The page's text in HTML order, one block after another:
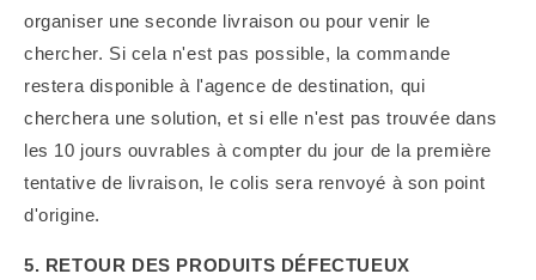
organiser une seconde livraison ou pour venir le
chercher. Si cela n'est pas possible, la commande
restera disponible à l'agence de destination, qui
cherchera une solution, et si elle n'est pas trouvée dans
les 10 jours ouvrables à compter du jour de la première
tentative de livraison, le colis sera renvoyé à son point
d'origine.
5. RETOUR DES PRODUITS DÉFECTUEUX